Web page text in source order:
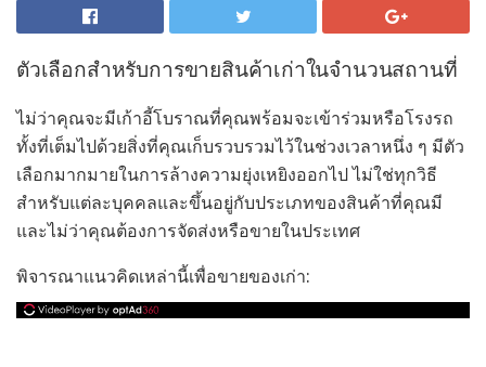
ตัวเลือกสำหรับการขายสินค้าเก่าในจำนวนสถานที่
ไม่ว่าคุณจะมีเก้าอี้โบราณที่คุณพร้อมจะเข้าร่วมหรือโรงรถ
ทั้งที่เต็มไปด้วยสิ่งที่คุณเก็บรวบรวมไว้ในช่วงเวลาหนึ่ง ๆ มีตัว
เลือกมากมายในการล้างความยุ่งเหยิงออกไป ไม่ใช่ทุกวิธี
สำหรับแต่ละบุคคลและขึ้นอยู่กับประเภทของสินค้าที่คุณมี
และไม่ว่าคุณต้องการจัดส่งหรือขายในประเทศ
พิจารณาแนวคิดเหล่านี้เพื่อขายของเก่า: